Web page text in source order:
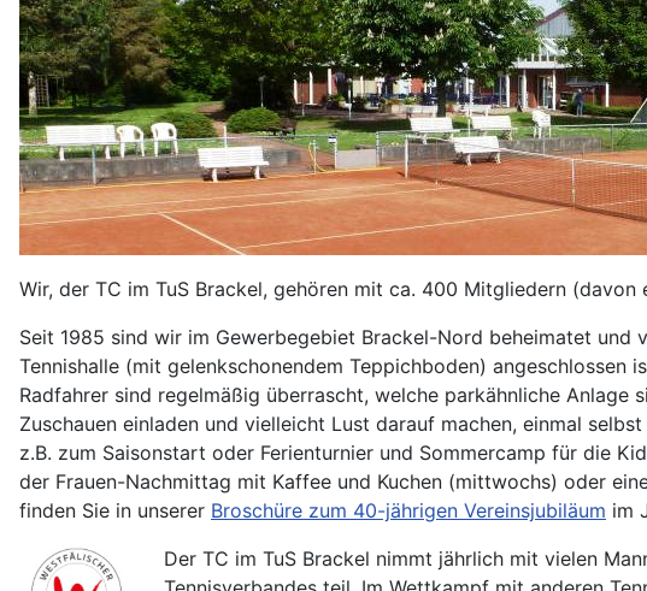
Wir, der TC im TuS Brackel, gehören mit ca. 400 Mitgliedern
Seit 1985 sind wir im Gewerbegebiet Brackel-Nord beheimatet
Tennishalle (mit gelenkschonendem Teppichboden)
Radfahrer sind regelmäßig überrascht, welche parkähnliche
Zuschauen einladen und vielleicht Lust darauf machen, einmal
z.B. zum Saisonstart oder Ferienturnier und Sommercamp für die
der Frauen-Nachmittag mit Kaffee und Kuchen (mittwochs) oder
finden Sie in unserer Broschüre zum 40-jährigen Vereinsjubiläum im
Der TC im TuS Brackel nimmt jährlich mit vielen